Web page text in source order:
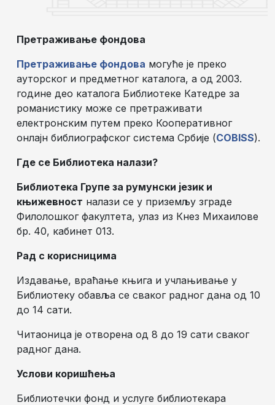
Претраживање фондова
Претраживање фондова могуће је преко
ауторског и предметног каталога, а од 2003.
године део каталога Библиотеке Катедре за
романистику може се претраживати
електронским путем преко Кооперативног
онлајн библиографског система Србије (COBISS).
Где се Библиотека налази?
Библиотека Групе за румунски језик и
књижевност налази се у приземљу зграде
Филолошког факултета, улаз из Кнез Михаилове
бр. 40, кабинет 013.
Рад с корисницима
Издавање, враћање књига и учлањивање у
Библиотеку обавља се сваког радног дана од 10
до 14 сати.
Читаоница је отворена од 8 до 19 сати сваког
радног дана.
Услови коришћења
Библиотечки фонд и услуге библиотекара